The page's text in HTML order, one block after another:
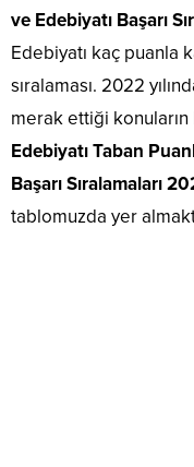
ve Edebiyatı Başarı
Edebiyatı kaç puanla
sıralaması. 2022
merak ettiği konuların
Edebiyatı Taban
Başarı Sıralamaları
tablomuzda yer